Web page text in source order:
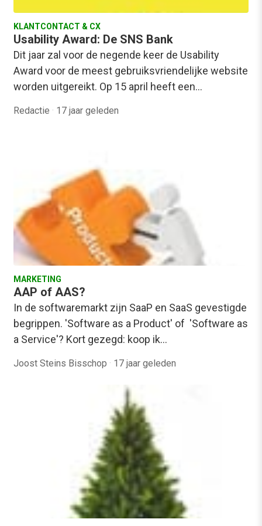
KLANTCONTACT & CX
Usability Award: De SNS Bank
Dit jaar zal voor de negende keer de Usability
Award voor de meest gebruiksvriendelijke website
worden uitgereikt. Op 15 april heeft een…
Redactie · 17 jaar geleden
MARKETING
AAP of AAS?
In de softwaremarkt zijn SaaP en SaaS gevestigde
begrippen. 'Software as a Product' of 'Software as
a Service'? Kort gezegd: koop ik…
Joost Steins Bisschop · 17 jaar geleden